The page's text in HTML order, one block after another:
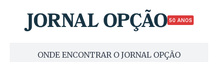
50 ANOS
ONDE ENCONTRAR O JORNAL OPÇÃO